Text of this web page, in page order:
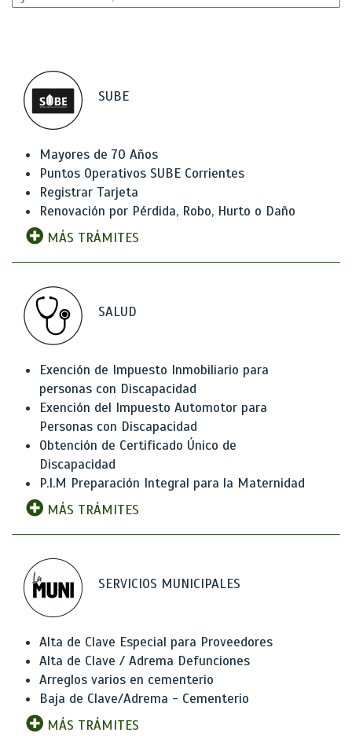
SUBE
Mayores de 70 Años
Puntos Operativos SUBE Corrientes
Registrar Tarjeta
Renovación por Pérdida, Robo, Hurto o Daño
MÁS TRÁMITES
SALUD
Exención de Impuesto Inmobiliario para
personas con Discapacidad
Exención del Impuesto Automotor para
Personas con Discapacidad
Obtención de Certificado Único de
Discapacidad
P.I.M Preparación Integral para la Maternidad
MÁS TRÁMITES
SERVICIOS MUNICIPALES
Alta de Clave Especial para Proveedores
Alta de Clave / Adrema Defunciones
Arreglos varios en cementerio
Baja de Clave/Adrema - Cementerio
MÁS TRÁMITES